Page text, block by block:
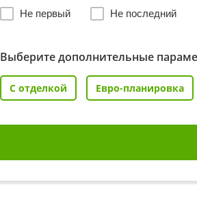
Не первый Не последний
Выберите дополнительные
С отделкой Евро-планировка